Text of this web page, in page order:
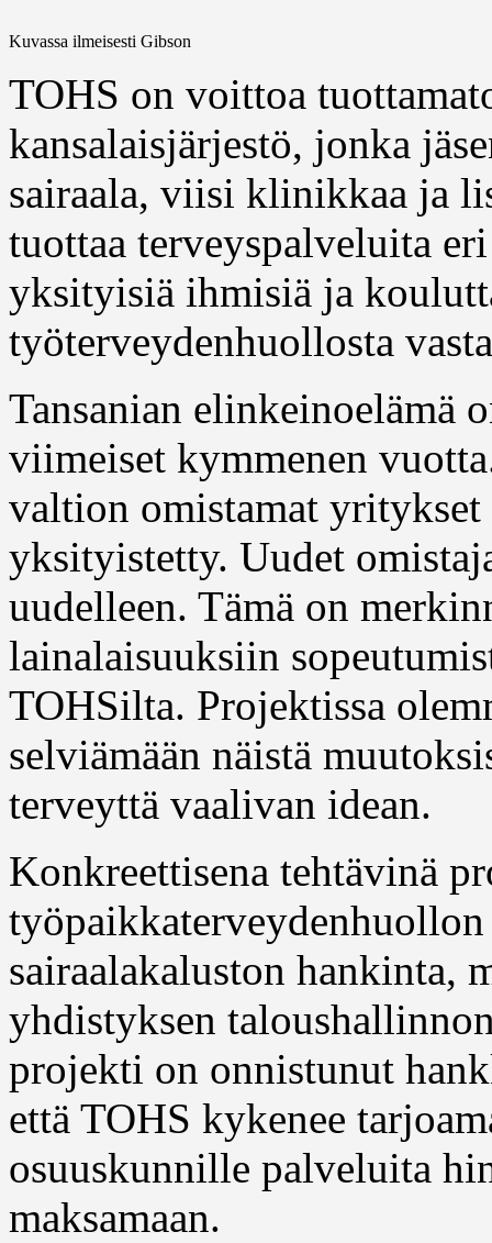
Kuvassa ilmeisesti Gibson
TOHS on voittoa
kansalaisjärjestö, jonka
sairaala, viisi klinikkaa ja
tuottaa terveyspalveluita
yksityisiä ihmisiä ja
työterveydenhuollosta
Tansanian elinkeinoelämä
viimeiset kymmenen
valtion omistamat yritykset
yksityistetty. Uudet
uudelleen. Tämä on
lainalaisuuksiin
TOHSilta. Projektissa
selviämään näistä
terveyttä vaalivan idean.
Konkreettisena tehtävinä
sairaalakaluston hankinta,
yhdistyksen
projekti on onnistunut
että TOHS kykenee
osuuskunnille palveluita
maksamaan.